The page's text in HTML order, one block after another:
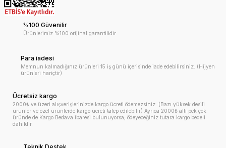
%100 Güvenilir
Ürünlerimiz %100 orijinal garantilidir.
Para iadesi
Memnun kalmadığınız ürünleri 15 iş günü içerisinde iade edebilirsiniz. (Hijyen
ürünleri hariçtir)
Ücretsiz kargo
2000₺ ve üzeri alışverişlerinizde kargo ücreti ödemezsiniz. (Bazı yüksek desili
ürünler ve özel ürünlerde kargo ücreti talep edilebilir) Ayrıca 2000₺ altı pek çok
üründe de Kargo Bedava ibaresi bulunuyorsa, ödeyeceğiniz tutara kargo bedeli
dahildir.